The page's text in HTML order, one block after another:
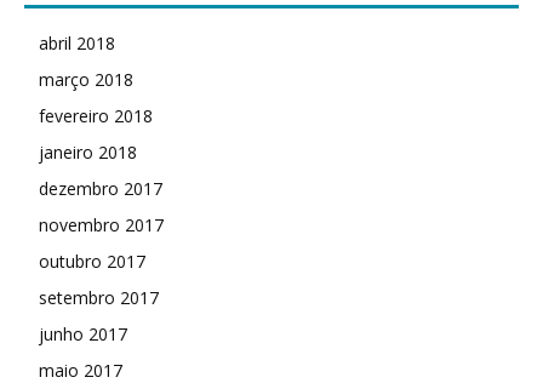
abril 2018
março 2018
fevereiro 2018
janeiro 2018
dezembro 2017
novembro 2017
outubro 2017
setembro 2017
junho 2017
maio 2017